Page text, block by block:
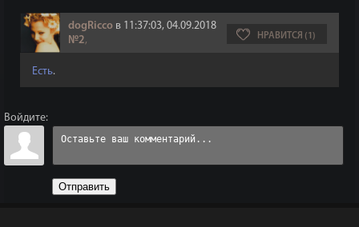
dogRicco в 11:37:03, 04.09.2018
№2, НРАВИТСЯ (1)
Есть.
Войдите:
Отправить